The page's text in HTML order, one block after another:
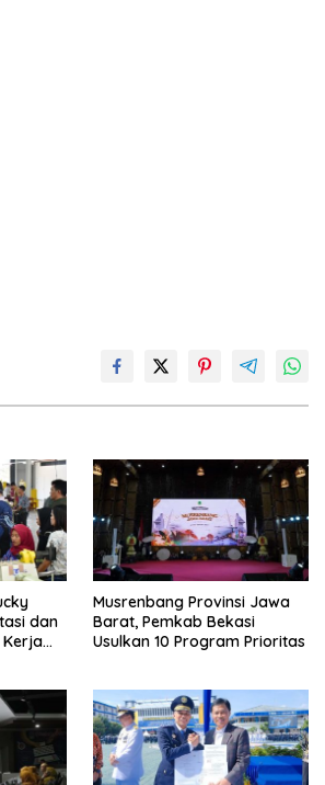
dan
Kerja
Musrenbang Provinsi Jawa
Barat, Pemkab Bekasi
Usulkan 10 Program Prioritas